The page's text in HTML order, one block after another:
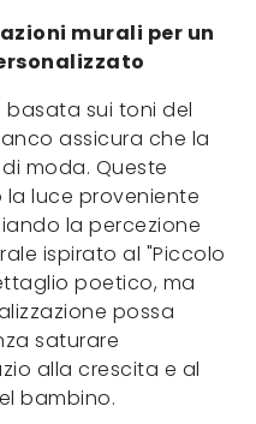
murali per un
sui toni del
assicura che la
moda. Queste
luce proveniente
la percezione
ispirato al "Piccolo
poetico, ma
possa
saturare
alla crescita e al
bambino.